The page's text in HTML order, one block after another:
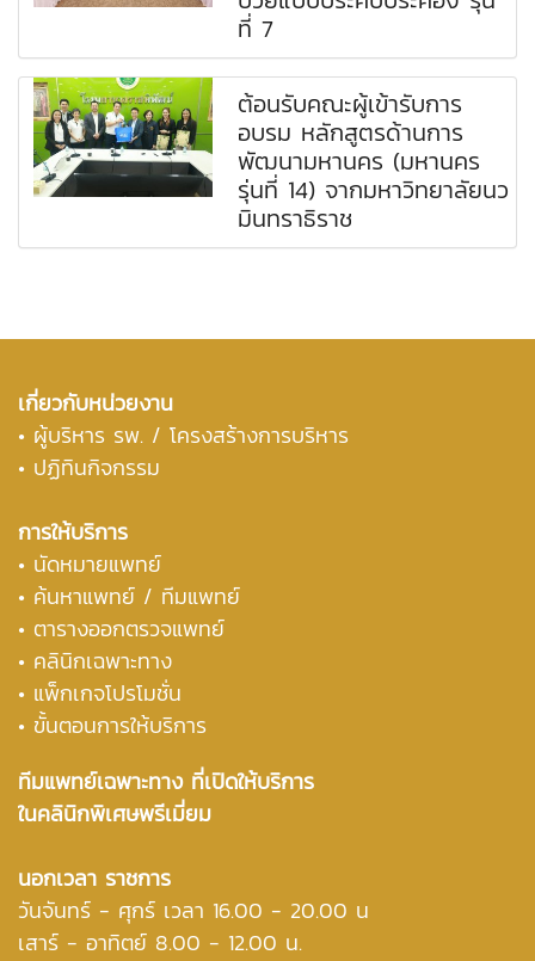
ที่ 7
ต้อนรับคณะผู้เข้ารับการ
อบรม หลักสูตรด้านการ
พัฒนามหานคร (มหานคร
รุ่นที่ 14) จากมหาวิทยาลัยนว
มินทราธิราช
เกี่ยวกับหน่วยงาน
• ผู้บริหาร รพ. / โครงสร้างการบริหาร
• ปฏิทินกิจกรรม
การให้บริการ
• นัดหมายแพทย์
• ค้นหาแพทย์ / ทีมแพทย์
• ตารางออกตรวจแพทย์
• คลินิกเฉพาะทาง
• แพ็กเกจโปรโมชั่น
• ขั้นตอนการให้บริการ
ทีมแพทย์เฉพาะทาง ที่เปิดให้บริการ
ในคลินิกพิเศษพรีเมี่ยม
นอกเวลา ราชการ
วันจันทร์ - ศุกร์ เวลา 16.00 - 20.00 น
เสาร์ - อาทิตย์ 8.00 - 12.00 น.